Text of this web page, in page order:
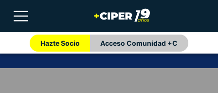
Hazte Socio Acceso Comunidad +C